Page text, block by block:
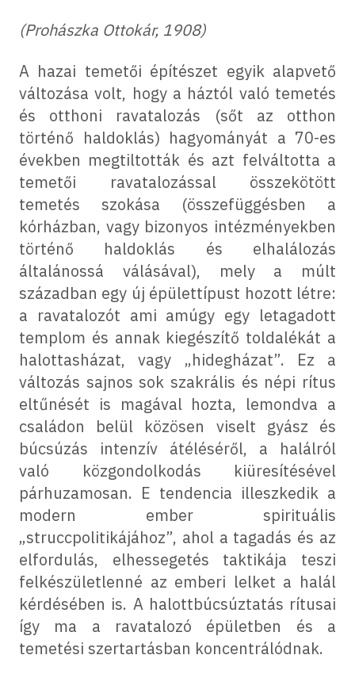
(Prohászka Ottokár, 1908)
A hazai temetői építészet egyik alapvető
változása volt, hogy a háztól való temetés
és otthoni ravatalozás (sőt az otthon
történő haldoklás) hagyományát a 70-es
években megtiltották és azt felváltotta a
temetői ravatalozással összekötött
temetés szokása (összefüggésben a
kórházban, vagy bizonyos intézményekben
történő haldoklás és elhalálozás
általánossá válásával), mely a múlt
században egy új épülettípust hozott létre:
a ravatalozót ami amúgy egy letagadott
templom és annak kiegészítő toldalékát a
halottasházat, vagy „hidegházat”. Ez a
változás sajnos sok szakrális és népi rítus
eltűnését is magával hozta, lemondva a
családon belül közösen viselt gyász és
búcsúzás intenzív átéléséről, a halálról
való közgondolkodás kiüresítésével
párhuzamosan. E tendencia illeszkedik a
modern ember spirituális
„struccpolitikájához”, ahol a tagadás és az
elfordulás, elhessegetés taktikája teszi
felkészületlenné az emberi lelket a halál
kérdésében is. A halottbúcsúztatás rítusai
így ma a ravatalozó épületben és a
temetési szertartásban koncentrálódnak.